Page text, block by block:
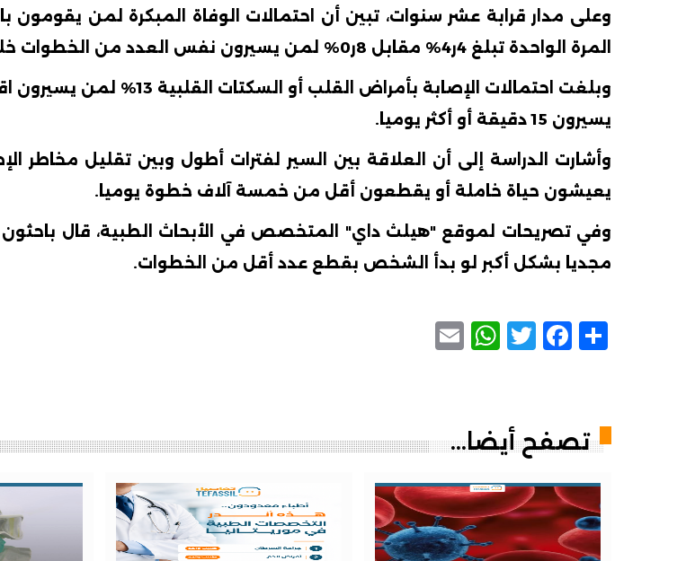
وعلى مدار قرابة عشر سنوات، تبين أن احتمالات الوفاة المبكرة لمن
المرة الواحدة تبلغ 4ر4% مقابل 8ر0% لمن يسيرون نفس العدد من الخطوات خلال 10 إلى 15 دقيقة.
يسيرون 15 دقيقة أو أكثر يوميا.
وأشارت الدراسة إلى أن العلاقة بين السير لفترات أطول وبين تقليل مخاطر
يعيشون حياة خاملة أو يقطعون أقل من خمسة آلاف خطوة يوميا.
وفي تصريحات لموقع "هيلث داي" المتخصص في الأبحاث الطبية، قال باحثون
مجديا بشكل أكبر لو بدأ الشخص بقطع عدد أقل من الخطوات.
Share
Facebook
Twitter
WhatsApp
تصفح أيضا...